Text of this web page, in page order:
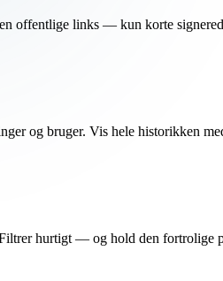
offentlige links — kun korte
og bruger. Vis hele historikken
hurtigt — og hold den fortrolige